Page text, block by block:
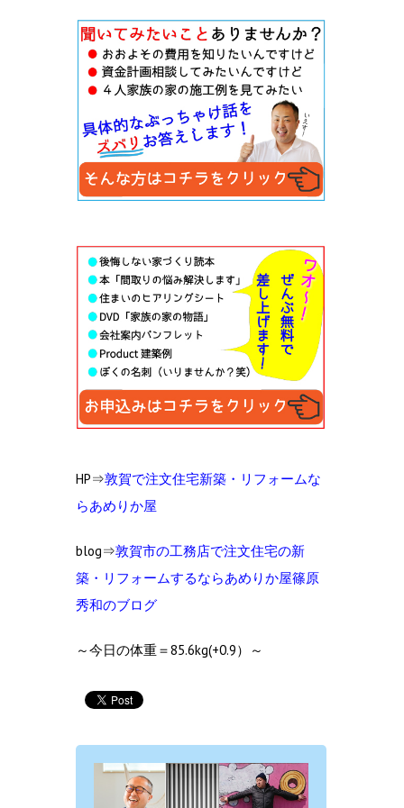
HP⇒敦賀で注文住宅新築・リフォームな
らあめりか屋
blog⇒敦賀市の工務店で注文住宅の新
築・リフォームするならあめりか屋篠原
秀和のブログ
～今日の体重＝85.6kg(+0.9）～